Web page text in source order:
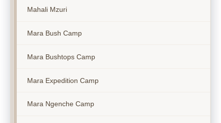
Mahali Mzuri
Mara Bush Camp
Mara Bushtops Camp
Mara Expedition Camp
Mara Ngenche Camp